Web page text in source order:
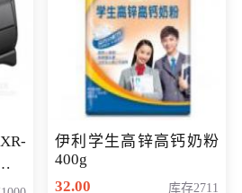
机
伊利学生高锌高钙奶粉
400g
32.00
库存2711